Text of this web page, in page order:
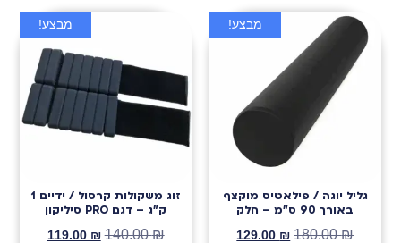
מבצע!
גליל יוגה / פילאטיס מוקצף
באורך 90 ס״מ – חלק
180.00₪
129.00 ₪
מבצע!
זוג משקולות קרסול / ידיים 1
ק״ג – דגם PRO סיליקון
140.00₪
119.00 ₪